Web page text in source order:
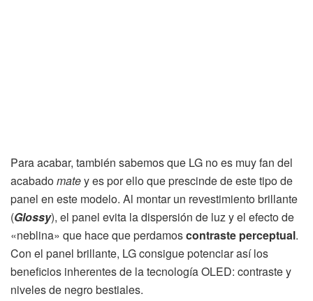
Para acabar, también sabemos que LG no es muy fan del
acabadomatey es por ello que prescinde de este tipo de
panel en este modelo. Al montar un revestimiento brillante
(Glossy), el panel evita la dispersión de luz y el efecto de
«neblina» que hace que perdamoscontraste perceptual.
Con el panel brillante, LG consigue potenciar así los
beneficios inherentes de la tecnología OLED: contraste y
niveles de negro bestiales.